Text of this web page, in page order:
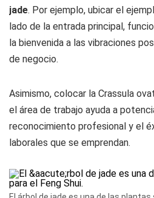
jade. Por ejemplo, ubicar el
lado de la entrada principal,
la bienvenida a las vibraciones
de negocio.
Asimismo, colocar la Crassula
el área de trabajo ayuda a
reconocimiento profesional y el
laborales que se emprendan.